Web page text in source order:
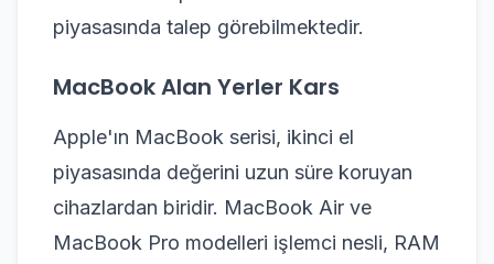
piyasasında talep görebilmektedir.
MacBook Alan Yerler Kars
Apple'ın MacBook serisi, ikinci el
piyasasında değerini uzun süre koruyan
cihazlardan biridir. MacBook Air ve
MacBook Pro modelleri işlemci nesli, RAM